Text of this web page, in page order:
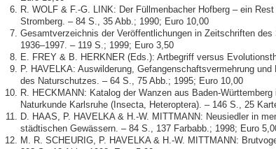
R. WOLF & F.-G. LINK: Der Füllmenbacher Hofberg – ein
Stromberg. – 84 S., 35 Abb.; 1990; Euro 10,00
Gesamtverzeichnis der Veröffentlichungen in Zeitschriften
1936–1997. – 119 S.; 1999; Euro 3,50
E. FREY & B. HERKNER (Eds.): Artbegriff versus
P. HAVELKA: Auswilderung, Gefangenschaftsvermehrung
des Naturschutzes. – 64 S., 75 Abb.; 1995; Euro 10,00
R. HECKMANN: Katalog der Wanzen aus Baden-
Naturkunde Karlsruhe (Insecta, Heteroptera). – 146 S., 25
D. HAAS, P. HAVELKA & H.-W. MITTMANN: Neusiedler in
städtischen Gewässern. – 84 S., 137 Farbabb.; 1998; Euro
M. R. SCHEURIG, P. HAVELKA & H.-W. MITTMANN: